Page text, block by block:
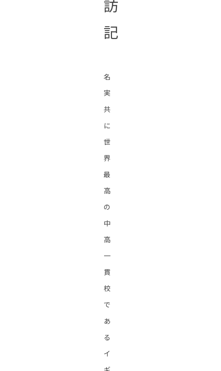
訪
記
名
実
共
に
世
界
最
高
の
中
高
一
貫
校
で
あ
る
イ